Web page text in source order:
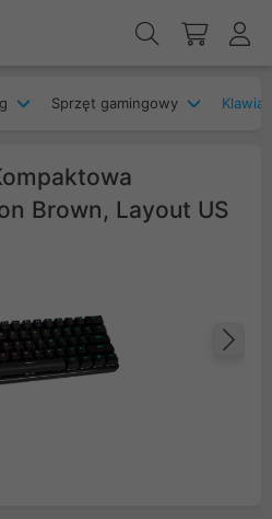
Sprzęt gamingowy
Brown, Layout US